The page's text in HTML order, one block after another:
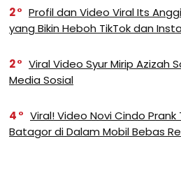
2
Profil dan Video Viral Its
yang Bikin Heboh TikTok dan
2
Viral Video Syur Mirip Azizah
Media Sosial
4
Viral! Video Novi Cindo Prank
Batagor di Dalam Mobil Bebas